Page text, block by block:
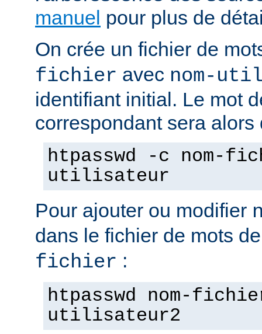
manuel pour plus de
On crée un fichier de
fichier avec nom-
identifiant initial. Le mot
correspondant sera alors
htpasswd -c nom-
utilisateur
Pour ajouter ou modifier
dans le fichier de mots
fichier :
htpasswd nom-
utilisateur2